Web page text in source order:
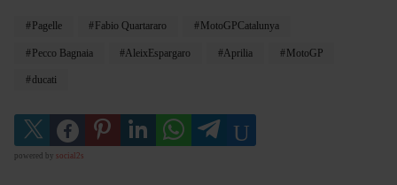
Pagelle Fabio Quartararo MotoGPCatalunya
Pecco Bagnaia AleixEspargaro Aprilia MotoGP
ducati
powered by social2s